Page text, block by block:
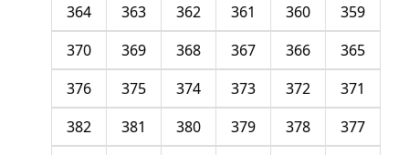
359
360
361
362
363
364
365
366
367
368
369
370
371
372
373
374
375
376
377
378
379
380
381
382